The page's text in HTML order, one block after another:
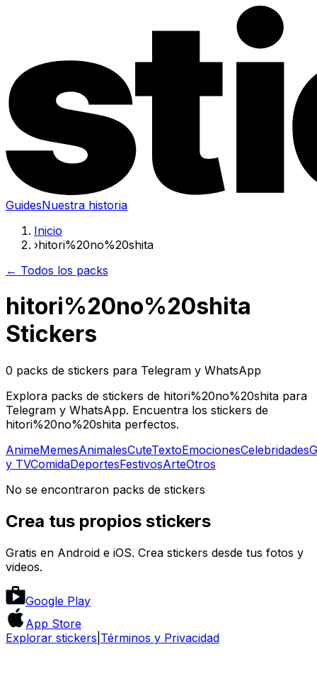
GuidesNuestra historia
Inicio
›hitori%20no%20shita
← Todos los packs
hitori%20no%20shita
Stickers
0 packs de stickers para Telegram y WhatsApp
Explora packs de stickers de hitori%20no%20shita para
Telegram y WhatsApp. Encuentra los stickers de
hitori%20no%20shita perfectos.
AnimeMemesAnimalesCuteTextoEmocionesCelebridades
y TVComidaDeportesFestivosArteOtros
No se encontraron packs de stickers
Crea tus propios stickers
Gratis en Android e iOS. Crea stickers desde tus fotos y
videos.
Google Play
App Store
Explorar stickers Términos y Privacidad